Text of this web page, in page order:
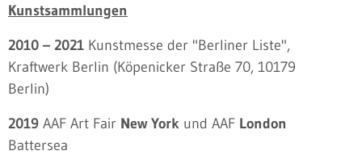
Kunstsammlungen
2010 – 2021 Kunstmesse der "Berliner Liste",
Kraftwerk Berlin (Köpenicker Straße 70, 10179
Berlin)
2019 AAF Art Fair New York und AAF London
Battersea